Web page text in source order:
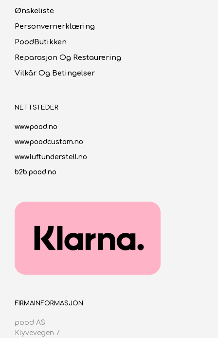
Ønskeliste
Personvernerklæring
PoodButikken
Reparasjon Og Restaurering
Vilkår Og Betingelser
NETTSTEDER
www.pood.no
www.poodcustom.no
www.luftunderstell.no
b2b.pood.no
FIRMAINFORMASJON
pood AS
Klyvevegen 7